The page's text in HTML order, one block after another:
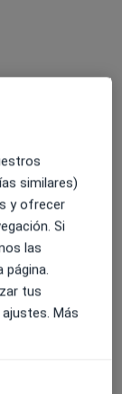
•Mapa
similares)
y ofrecer
Si
las
página.
tus
Más